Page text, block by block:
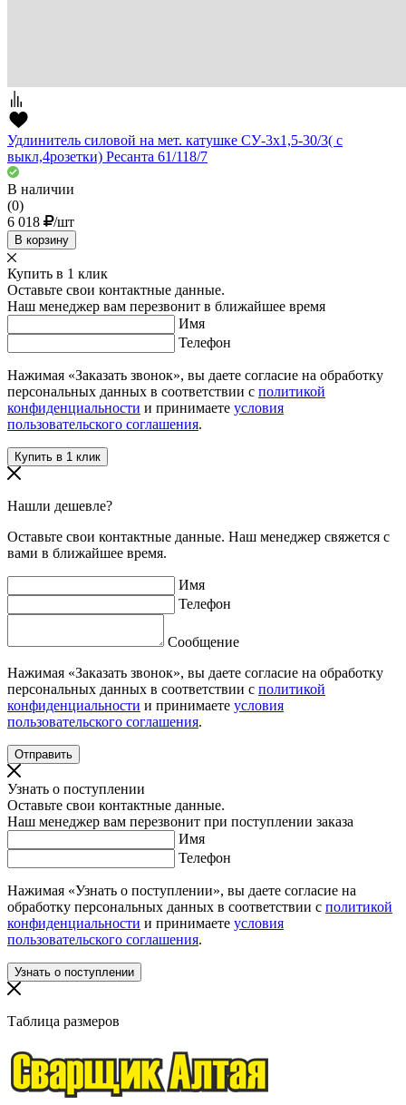
Удлинитель силовой на мет. катушке СУ-3х1,5-30/3( с
выкл,4розетки) Ресанта 61/118/7
В наличии
(0)
6 018
/шт
В корзину
Купить в 1 клик
Оставьте свои контактные данные.
Наш менеджер вам перезвонит в ближайшее время
Имя
Телефон
Нажимая «Заказать звонок», вы даете согласие на обработку
персональных данных в соответствии с политикой
конфиденциальности и принимаете условия
пользовательского соглашения.
Нашли дешевле?
Оставьте свои контактные данные. Наш менеджер свяжется с
вами в ближайшее время.
Имя
Телефон
Сообщение
Нажимая «Заказать звонок», вы даете согласие на обработку
персональных данных в соответствии с политикой
конфиденциальности и принимаете условия
пользовательского соглашения.
Узнать о поступлении
Оставьте свои контактные данные.
Наш менеджер вам перезвонит при поступлении заказа
Имя
Телефон
Нажимая «Узнать о поступлении», вы даете согласие на
обработку персональных данных в соответствии с политикой
конфиденциальности и принимаете условия
пользовательского соглашения.
Таблица размеров